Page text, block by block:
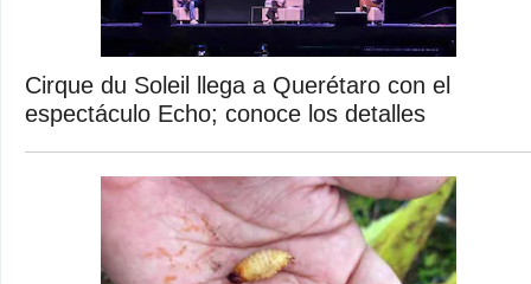
Cirque du Soleil llega a Querétaro con el
espectáculo Echo; conoce los detalles